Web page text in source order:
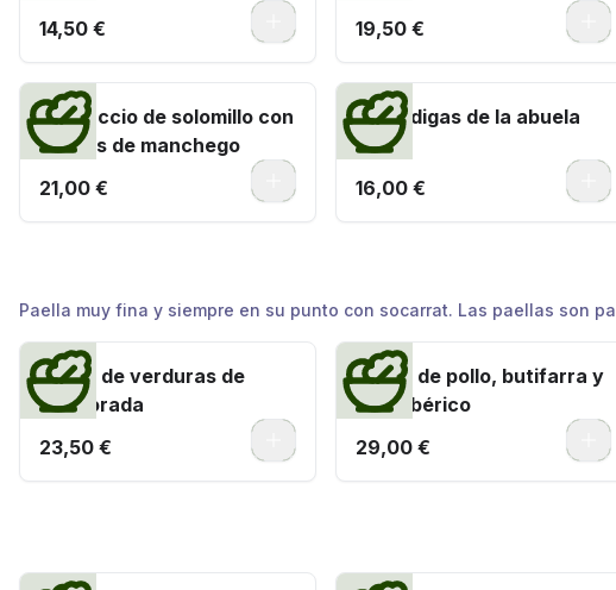
14,50 €
19,50 €
Carpaccio de solomillo con
virutas de manchego
21,00 €
Albóndigas de la abuela
16,00 €
Paella muy fina y siempre en su punto con socarrat. Las paellas son
Paella de verduras de
temporada
23,50 €
Paella de pollo, butifarra y
lomo ibérico
29,00 €